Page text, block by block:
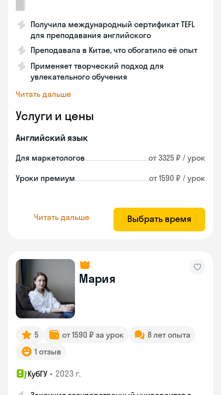
Получила международный сертификат TEFL
для преподавания английского
Преподавала в Китае, что обогатило её опыт
Применяет творческий подход для
увлекательного обучения
Читать дальше
Услуги и цены
Английский язык
Для маркетологов от 3325 ₽ / урок
Уроки премиум от 1590 ₽ / урок
Читать дальше Выбрать время
Мария
5 от 1590 ₽ за урок
8 лет опыта
1 отзыв
КубГУ • 2023 г.